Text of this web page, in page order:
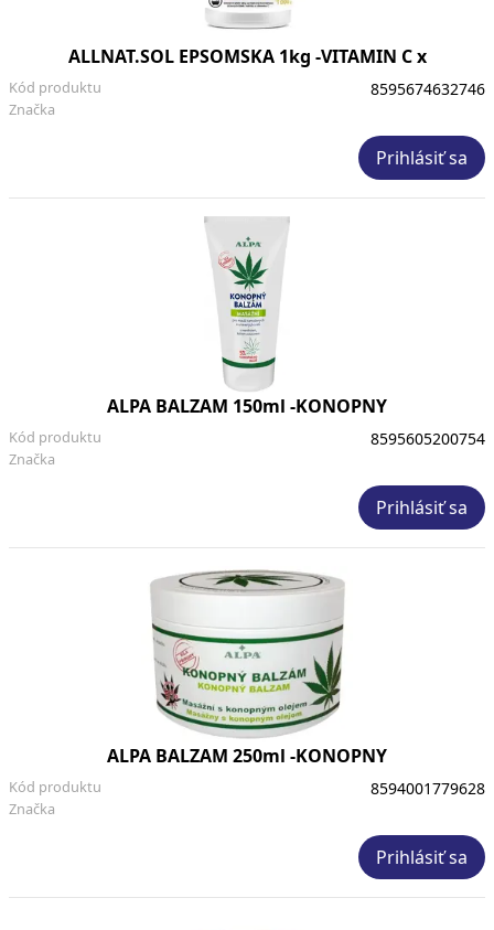
ALLNAT.SOL EPSOMSKA 1kg -VITAMIN C x
Značka
Kód produktu 8595674632746
Prihlásiť sa
ALPA BALZAM 150ml -KONOPNY
Značka
Kód produktu 8595605200754
Prihlásiť sa
ALPA BALZAM 250ml -KONOPNY
Značka
Kód produktu 8594001779628
Prihlásiť sa